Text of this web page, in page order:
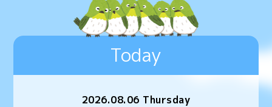
Today
2026.08.06 Thursday